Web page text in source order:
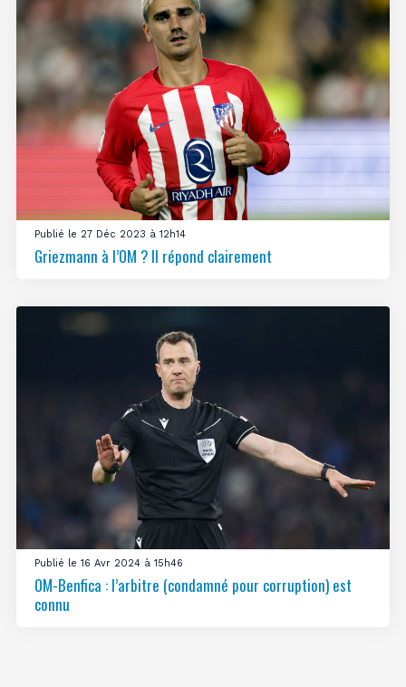
Publié le 27 Déc 2023 à 12h14
Griezmann à l’OM ? Il répond clairement
Publié le 16 Avr 2024 à 15h46
OM-Benfica : l’arbitre (condamné pour corruption) est
connu